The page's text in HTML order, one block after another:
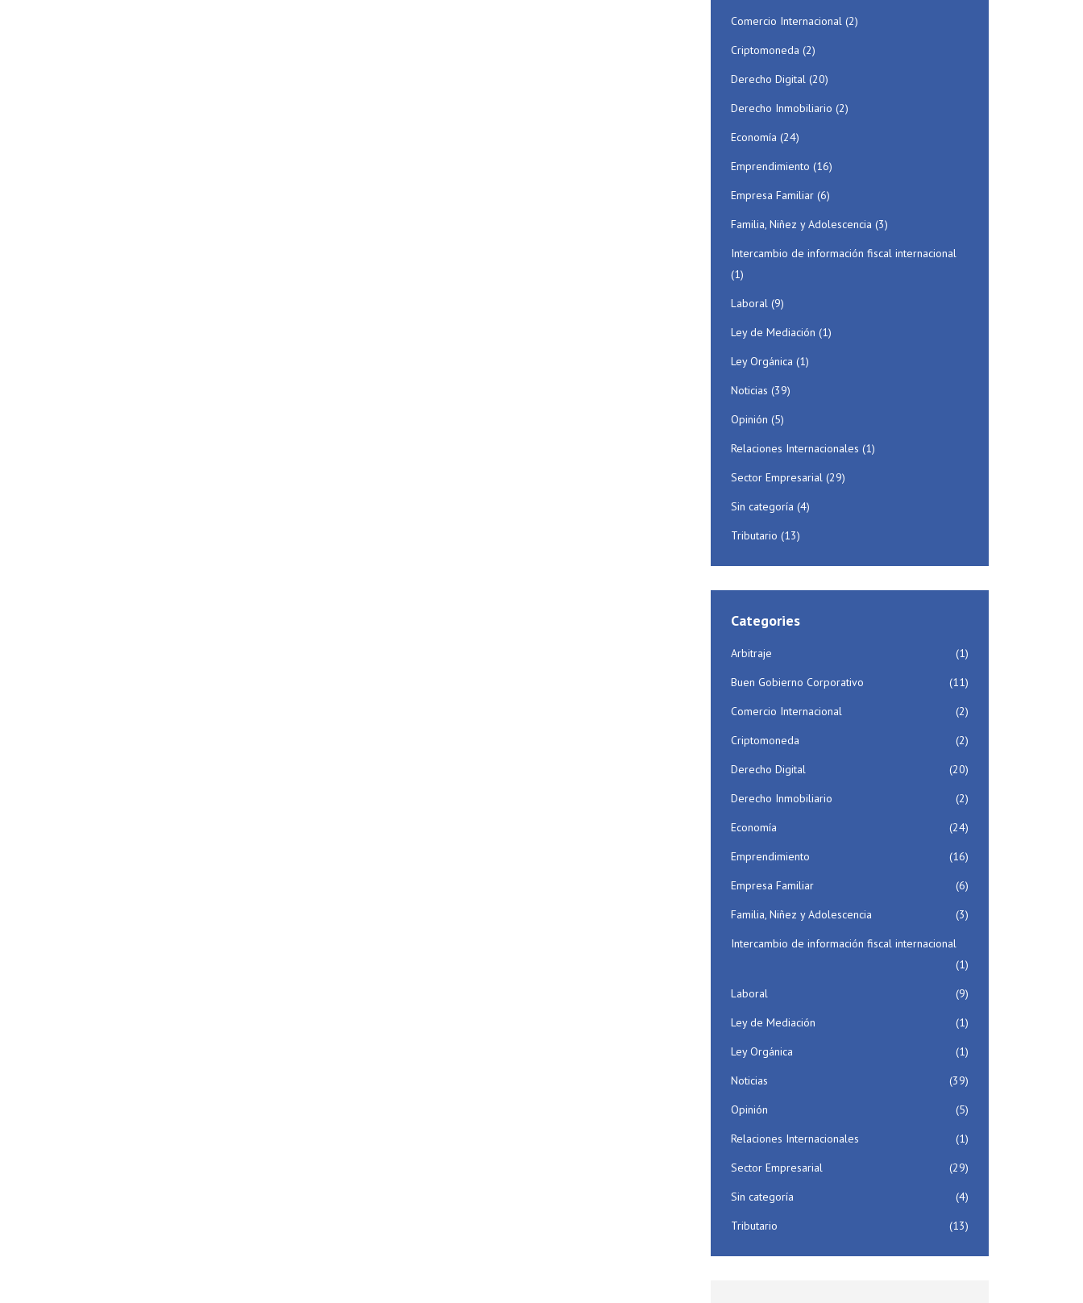
Comercio Internacional (2)
Criptomoneda (2)
Derecho Digital (20)
Derecho Inmobiliario (2)
Economía (24)
Emprendimiento (16)
Empresa Familiar (6)
Familia, Niñez y Adolescencia (3)
Intercambio de información fiscal internacional
(1)
Laboral (9)
Ley de Mediación (1)
Ley Orgánica (1)
Noticias (39)
Opinión (5)
Relaciones Internacionales (1)
Sector Empresarial (29)
Sin categoría (4)
Tributario (13)
Categories
Arbitraje
(1)
Buen Gobierno Corporativo
(11)
Comercio Internacional
(2)
Criptomoneda
(2)
Derecho Digital
(20)
Derecho Inmobiliario
(2)
Economía
(24)
Emprendimiento
(16)
Empresa Familiar
(6)
Familia, Niñez y Adolescencia
(3)
Intercambio de información fiscal internacional
(1)
Laboral
(9)
Ley de Mediación
(1)
Ley Orgánica
(1)
Noticias
(39)
Opinión
(5)
Relaciones Internacionales
(1)
Sector Empresarial
(29)
Sin categoría
(4)
Tributario
(13)